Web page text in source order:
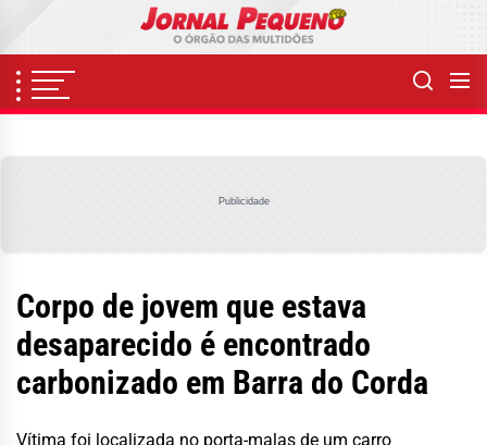
content
Publicidade
Corpo de jovem que estava
desaparecido é encontrado
carbonizado em Barra do Corda
Vítima foi localizada no porta-malas de um carro